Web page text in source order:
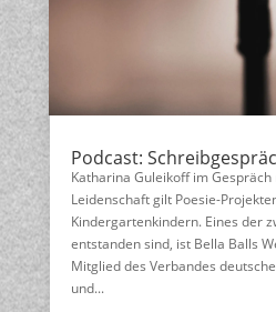
Podcast:
Katharina Guleikoff im
Leidenschaft gilt Poesie-
Kindergartenkindern. Eines der
entstanden sind, ist Bella Balls
Mitglied des Verbandes
und...